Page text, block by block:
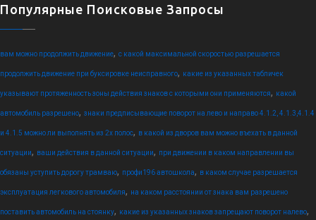
Популярные Поисковые Запросы
вам можно продолжить движение, с какой максимальной скоростью разрешается
продолжить движение при буксировке неисправного, какие из указанных табличек
указывают протяженность зоны действия знаков с которыми они применяются, какой
автомобиль разрешено, знаки предписывающие поворот на лево и направо 4.1.2, 4.1.3,4.1.4
и 4.1.5 можно ли выполнять из 2х полос, в какой из дворов вам можно въехать в данной
ситуации, ваши действия в данной ситуации, при движении в каком направлении вы
обязаны уступить дорогу трамваю, профи196 автошкола, в каком случае разрешается
эксплуатация легкового автомобиля, на каком расстоянии от знака вам разрешено
поставить автомобиль на стоянку, какие из указанных знаков запрещают поворот налево,